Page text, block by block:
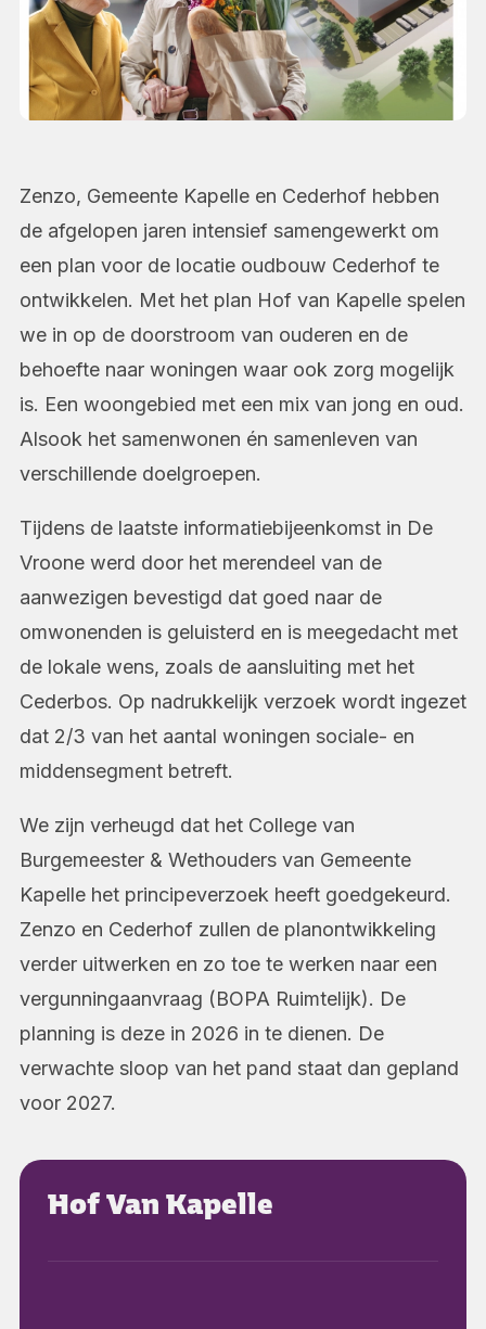
Zenzo, Gemeente Kapelle en Cederhof hebben
de afgelopen jaren intensief samengewerkt om
een plan voor de locatie oudbouw Cederhof te
ontwikkelen. Met het plan Hof van Kapelle spelen
we in op de doorstroom van ouderen en de
behoefte naar woningen waar ook zorg mogelijk
is. Een woongebied met een mix van jong en oud.
Alsook het samenwonen én samenleven van
verschillende doelgroepen.
Tijdens de laatste informatiebijeenkomst in De
Vroone werd door het merendeel van de
aanwezigen bevestigd dat goed naar de
omwonenden is geluisterd en is meegedacht met
de lokale wens, zoals de aansluiting met het
Cederbos. Op nadrukkelijk verzoek wordt ingezet
dat 2/3 van het aantal woningen sociale- en
middensegment betreft.
We zijn verheugd dat het College van
Burgemeester & Wethouders van Gemeente
Kapelle het principeverzoek heeft goedgekeurd.
Zenzo en Cederhof zullen de planontwikkeling
verder uitwerken en zo toe te werken naar een
vergunningaanvraag (BOPA Ruimtelijk). De
planning is deze in 2026 in te dienen. De
verwachte sloop van het pand staat dan gepland
voor 2027.
Hof Van Kapelle